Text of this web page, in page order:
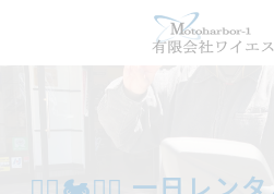
🚴‍♂️🏍️🚴‍♂️ 一日レン